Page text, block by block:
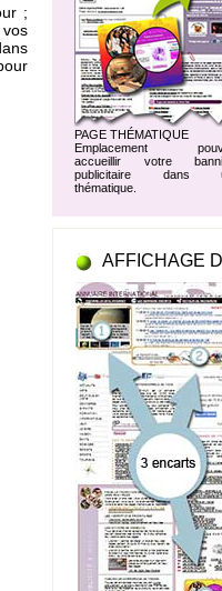
;
PAGE THÉMATIQUE
Emplacement
accueillir votre
publicitaire dans
thématique.
AFFICHAGE